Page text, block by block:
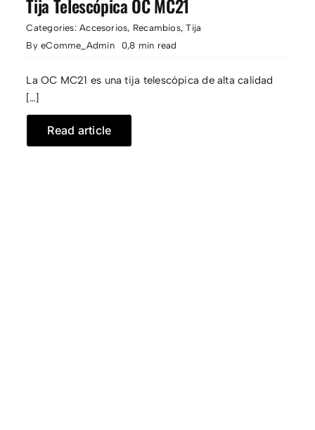
CONTACTO
Tija Telescópica OC MC21
Categories:Accesorios, Recambios,Tija
ByeComme_Admin 0,8 min read
La OC MC21 es una tija telescópica de alta calidad
[…]
Read article